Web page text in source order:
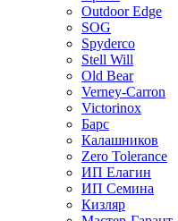
Outdoor Edge
SOG
Spyderco
Stell Will
Old Bear
Verney-Carron
Victorinox
Барс
Калашников
Zero Tolerance
ИП Елагин
ИП Семина
Кизляр